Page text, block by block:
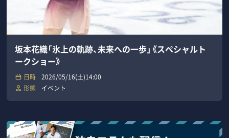
坂本花織「氷上の軌跡、未来への一歩」《スペシャルト
ークショー》
日時
2026/05/16(土)14:00
形態
イベント